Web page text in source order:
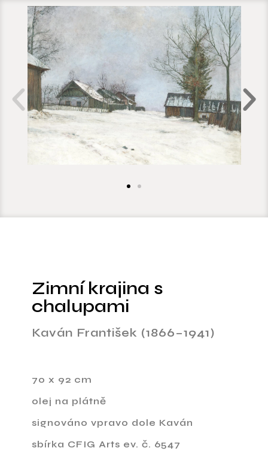
Zimní krajina s
chalupami
Kaván František (1866–1941)
70 x 92 cm
olej na plátně
signováno vpravo dole Kaván
sbírka CFIG Arts ev. č. 6547